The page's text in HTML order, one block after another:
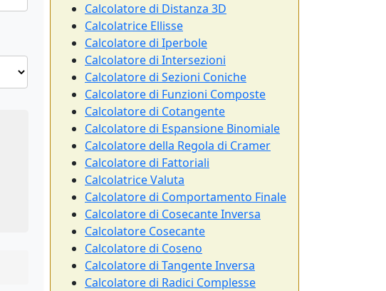
Calcolatore di Distanza 3D
Calcolatrice Ellisse
Calcolatore di Iperbole
Calcolatore di Intersezioni
Calcolatore di Sezioni Coniche
Calcolatore di Funzioni Composte
Calcolatore di Cotangente
Calcolatore di Espansione Binomiale
Calcolatore della Regola di Cramer
Calcolatore di Fattoriali
Calcolatrice Valuta
Calcolatore di Comportamento Finale
Calcolatore di Cosecante Inversa
Calcolatore Cosecante
Calcolatore di Coseno
Calcolatore di Tangente Inversa
Calcolatore di Radici Complesse